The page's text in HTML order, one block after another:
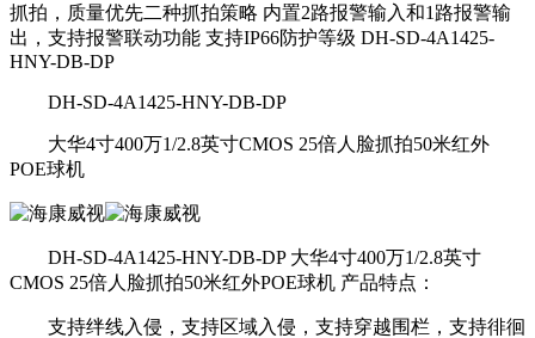
抓拍，质量优先二种抓拍策略 内置2路报警输入和1路报警输
出，支持报警联动功能 支持IP66防护等级 DH-SD-4A1425-
HNY-DB-DP
DH-SD-4A1425-HNY-DB-DP
大华4寸400万1/2.8英寸CMOS 25倍人脸抓拍50米红外
POE球机
DH-SD-4A1425-HNY-DB-DP 大华4寸400万1/2.8英寸
CMOS 25倍人脸抓拍50米红外POE球机 产品特点：
支持绊线入侵，支持区域入侵，支持穿越围栏，支持徘徊